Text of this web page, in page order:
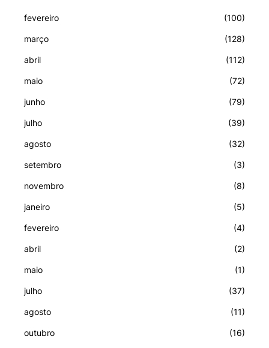
fevereiro (100)
março (128)
abril (112)
maio (72)
junho (79)
julho (39)
agosto (32)
setembro (3)
novembro (8)
janeiro (5)
fevereiro (4)
abril (2)
maio (1)
julho (37)
agosto (11)
outubro (16)